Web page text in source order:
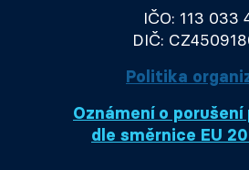
IČO: 113 033
DIČ:
Politika
Oznámení o porušení
dle směrnice EU